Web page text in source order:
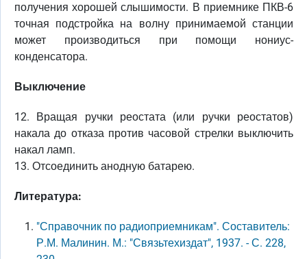
получения хорошей слышимости. В приемнике ПКВ-6
точная подстройка на волну принимаемой станции
может производиться при помощи нониус-
конденсатора.
Выключение
12. Вращая ручки реостата (или ручки реостатов)
накала до отказа против часовой стрелки выключить
накал ламп.
13. Отсоединить анодную батарею.
Литература:
"Справочник по радиоприемникам". Составитель:
Р.М. Малинин. М.: "Связьтехиздат", 1937. - С. 228,